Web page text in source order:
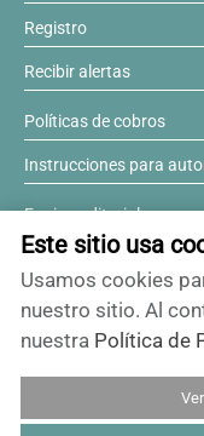
Este sitio usa
Usamos cookies
nuestro sitio. Al
nuestra Política de
Registro
Recibir alertas
Políticas de cobros
Instrucciones para
Equipo editorial
Comité editorial
¿Desea ser revisor?
Contactos y soporte